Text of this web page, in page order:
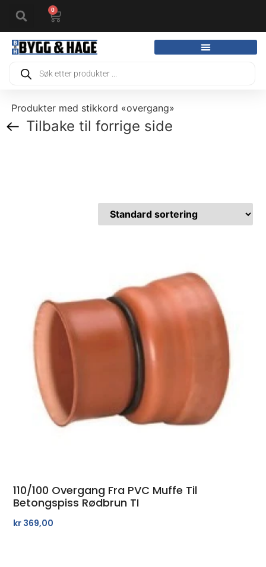
0
Produkter med stikkord «overgang»
Tilbake til forrige side
110/100 Overgang Fra PVC Muffe Til
Betongspiss Rødbrun TI
kr 369,00